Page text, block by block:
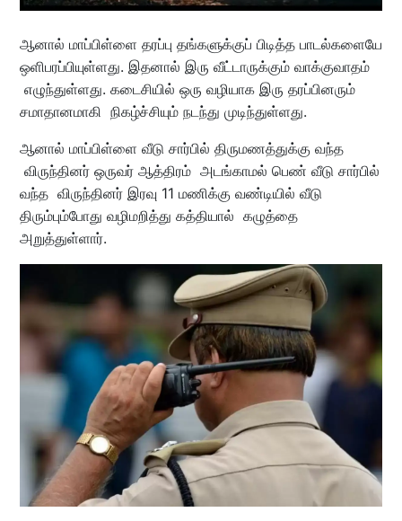
ஆனால் மாப்பிள்ளை தரப்பு தங்களுக்குப் பிடித்த பாடல்களையே
ஒளிபரப்பியுள்ளது. இதனால் இரு வீட்டாருக்கும் வாக்குவாதம்
எழுந்துள்ளது. கடைசியில் ஒரு வழியாக இரு தரப்பினரும்
சமாதானமாகி நிகழ்ச்சியும் நடந்து முடிந்துள்ளது.
ஆனால் மாப்பிள்ளை வீடு சார்பில் திருமணத்துக்கு வந்த
விருந்தினர் ஒருவர் ஆத்திரம் அடங்காமல் பெண் வீடு சார்பில்
வந்த விருந்தினர் இரவு 11 மணிக்கு வண்டியில் வீடு
திரும்பும்போது வழிமறித்து கத்தியால் கழுத்தை
அறுத்துள்ளார்.